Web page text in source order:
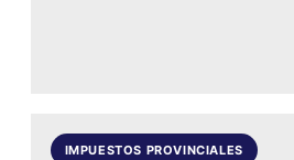
IMPUESTOS PROVINCIALES